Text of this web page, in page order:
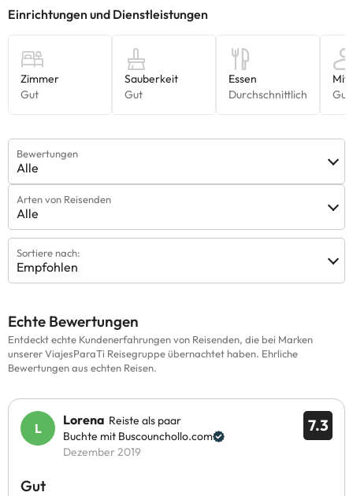
Bewertungen
Alle
Arten von Reisenden
Alle
Sortiere nach:
Empfohlen
Echte Bewertungen
Entdeckt echte Kundenerfahrungen von Reisenden, die bei Marken
unserer ViajesParaTi Reisegruppe übernachtet haben. Ehrliche
Bewertungen aus echten Reisen.
7.3
Lorena Reiste als paar
Buchte mit Buscounchollo.com
Dezember 2019
Gut